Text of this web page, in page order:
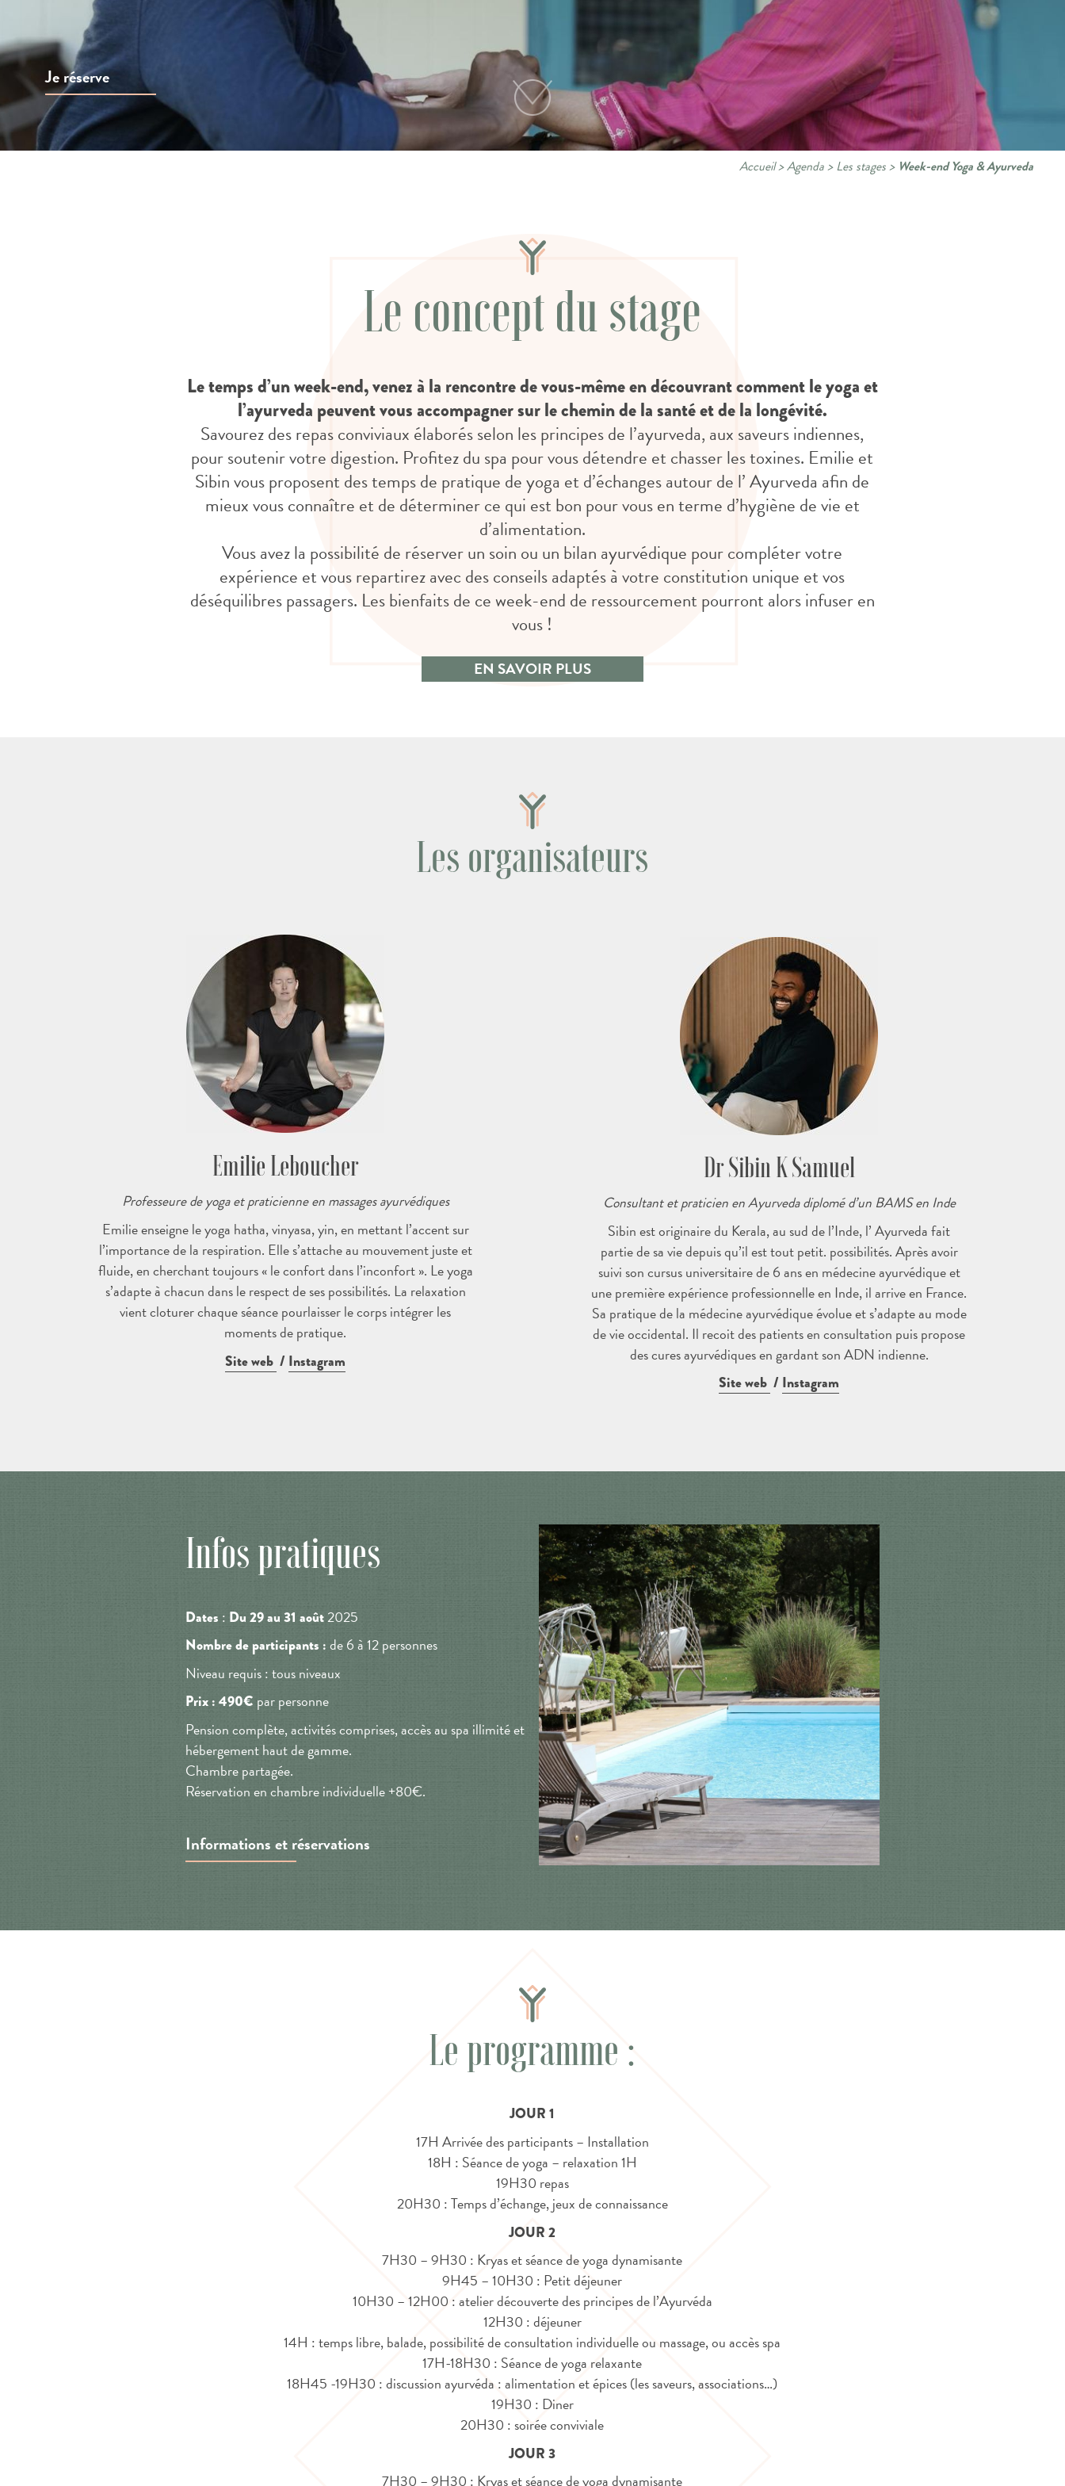
Je réserve
Accueil>Agenda>Les stages> Week-end Yoga & Ayurveda
Le concept du stage
Le temps d’un week-end, venez à la rencontre de vous-même en découvrant comment le yoga et
l’ayurveda peuvent vous accompagner sur le chemin de la santé et de la longévité.
Savourez des repas conviviaux élaborés selon les principes de l’ayurveda, aux saveurs indiennes,
pour soutenir votre digestion. Profitez du spa pour vous détendre et chasser les toxines. Emilie et
Sibin vous proposent des temps de pratique de yoga et d’échanges autour de l’ Ayurveda afin de
mieux vous connaître et de déterminer ce qui est bon pour vous en terme d’hygiène de vie et
d’alimentation.
Vous avez la possibilité de réserver un soin ou un bilan ayurvédique pour compléter votre
expérience et vous repartirez avec des conseils adaptés à votre constitution unique et vos
déséquilibres passagers. Les bienfaits de ce week-end de ressourcement pourront alors infuser en
vous !
EN SAVOIR PLUS
Les organisateurs
Emilie Leboucher
Professeure de yoga et praticienne en massages ayurvédiques
Emilie enseigne le yoga hatha, vinyasa, yin, en mettant l’accent sur
l’importance de la respiration. Elle s’attache au mouvement juste et
fluide, en cherchant toujours « le confort dans l’inconfort ». Le yoga
s’adapte à chacun dans le respect de ses possibilités. La relaxation
vient cloturer chaque séance pourlaisser le corps intégrer les
moments de pratique.
Site web /Instagram
Dr Sibin K Samuel
Consultant et praticien en Ayurveda diplomé d’un BAMS en Inde
Sibin est originaire du Kerala, au sud de l’Inde, l’ Ayurveda fait
partie de sa vie depuis qu’il est tout petit. possibilités. Après avoir
suivi son cursus universitaire de 6 ans en médecine ayurvédique et
une première expérience professionnelle en Inde, il arrive en France.
Sa pratique de la médecine ayurvédique évolue et s’adapte au mode
de vie occidental. Il recoit des patients en consultation puis propose
des cures ayurvédiques en gardant son ADN indienne.
Site web /Instagram
Infos pratiques
Dates : Du 29 au 31 août2025
Nombre de participants :de 6 à 12 personnes
Niveau requis : tous niveaux
Prix :490€ par personne
Pension complète, activités comprises, accès au spa illimité et
hébergement haut de gamme.
Chambre partagée.
Réservation en chambre individuelle +80€.
Informations et réservations
Le programme :
JOUR 1
17H Arrivée des participants – Installation
18H : Séance de yoga – relaxation 1H
19H30 repas
20H30 : Temps d’échange, jeux de connaissance
JOUR 2
7H30 – 9H30 : Kryas et séance de yoga dynamisante
9H45 – 10H30 : Petit déjeuner
10H30 – 12H00 : atelier découverte des principes de l’Ayurvéda
12H30 : déjeuner
14H : temps libre, balade, possibilité de consultation individuelle ou massage, ou accès spa
17H-18H30 : Séance de yoga relaxante
18H45 -19H30 : discussion ayurvéda : alimentation et épices (les saveurs, associations…)
19H30 : Diner
20H30 : soirée conviviale
JOUR 3
7H30 – 9H30 : Kryas et séance de yoga dynamisante